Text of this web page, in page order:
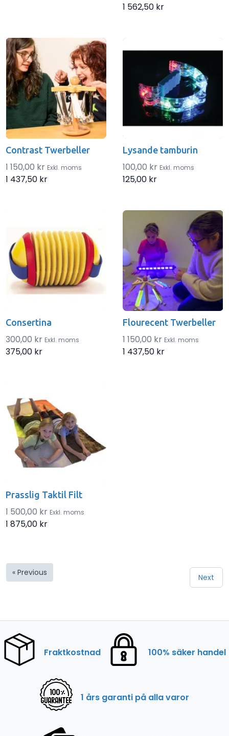
1 562,50 kr
Contrast Twerbeller
1 150,00 kr Exkl. moms
1 437,50 kr
Lysande tamburin
100,00 kr Exkl. moms
125,00 kr
Consertina
300,00 kr Exkl. moms
375,00 kr
Flourecent Twerbeller
1 150,00 kr Exkl. moms
1 437,50 kr
Prasslig Taktil Filt
1 500,00 kr Exkl. moms
1 875,00 kr
« Previous Next
Fraktkostnad 100% säker handel
1 års garanti på alla varor